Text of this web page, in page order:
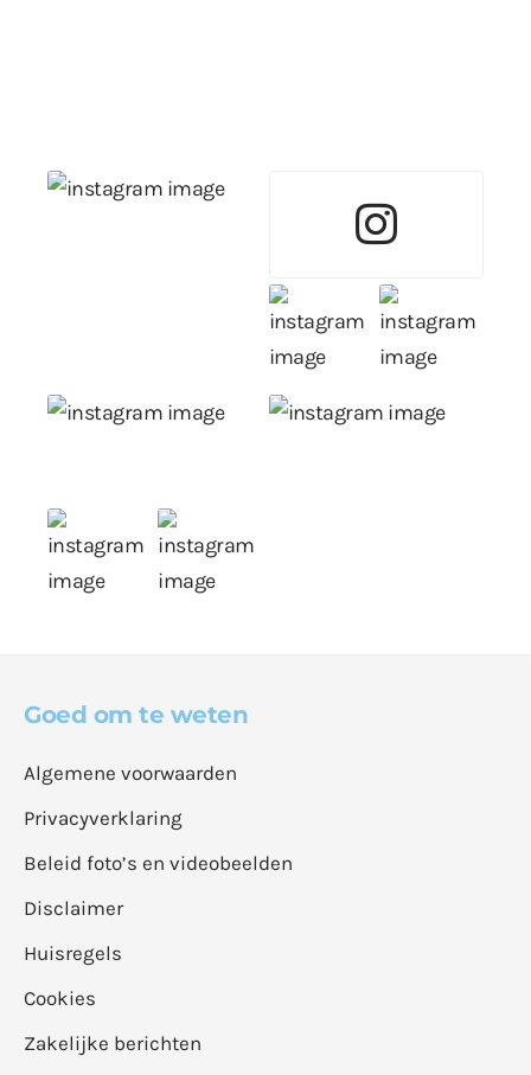
Goed om te weten
Algemene voorwaarden
Privacyverklaring
Beleid foto’s en videobeelden
Disclaimer
Huisregels
Cookies
Zakelijke berichten